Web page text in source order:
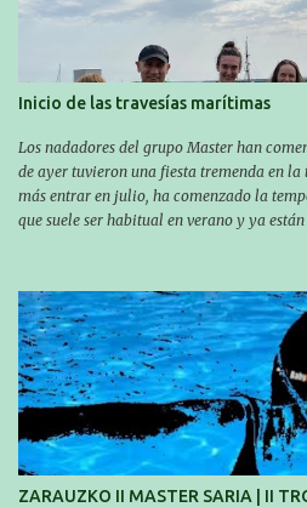
Inicio de las travesías marítimas
Los nadadores del grupo Master han
de ayer tuvieron una fiesta tremenda en
más entrar en julio, ha comenzado la
que suele ser habitual en verano y ya
próxima cita. Para empezar, el 13 de julio,
XXXVIII. Travesía a nado de Ondarroa y
metros en 28 minutos y 30 segundos. Al
compañero Asier Gorostegi participaron
travesía se realiza un recorrido desde la
de Malkorbe, pero debido al estado del
decidió hacerlo en el interior de la bahía
Asier completó el recorrido en 29 minutos y
ZARAUZKO II MASTER SARIA | II